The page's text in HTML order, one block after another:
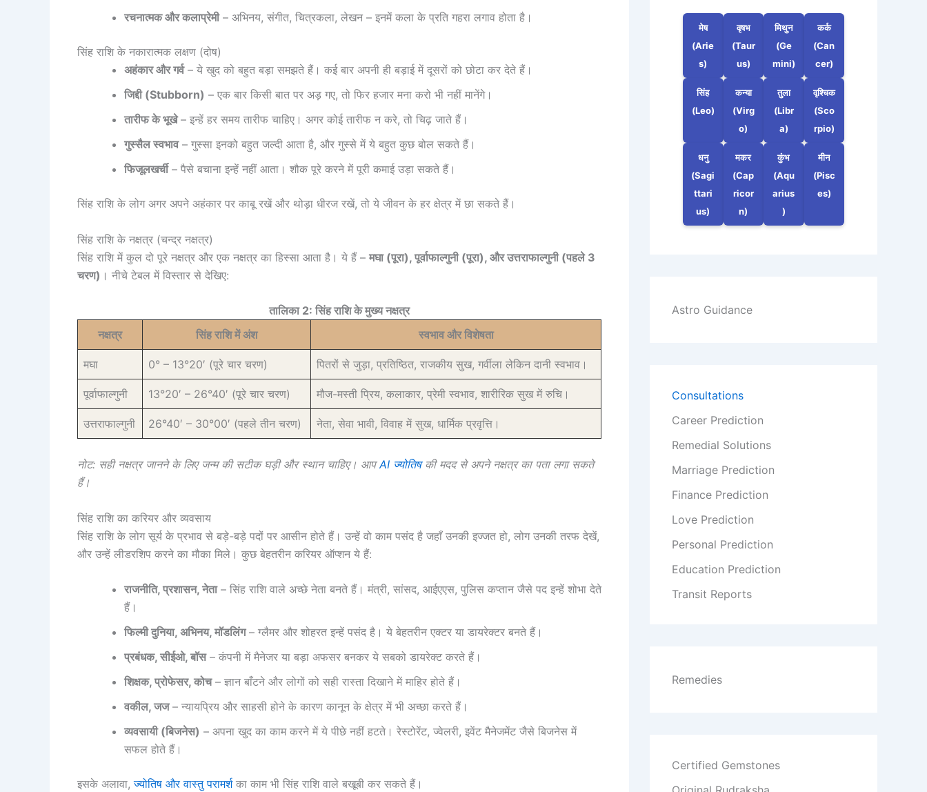
रचनात्मक और कलाप्रेमी– अभिनय, संगीत, चित्रकला, लेखन – इनमें कला के प्रति गहरा लगाव होता है।
सिंह राशि के नकारात्मक लक्षण (दोष)
अहंकार और गर्व– ये खुद को बहुत बड़ा समझते हैं। कई बार अपनी ही बड़ाई में दूसरों को छोटा कर देते हैं।
जिद्दी (Stubborn) – एक बार किसी बात पर अड़ गए, तो फिर हजार मना करो भी नहीं मानेंगे।
तारीफ के भूखे– इन्हें हर समय तारीफ चाहिए। अगर कोई तारीफ न करे, तो चिढ़ जाते हैं।
गुस्सैल स्वभाव– गुस्सा इनको बहुत जल्दी आता है, और गुस्से में ये बहुत कुछ बोल सकते हैं।
फिजूलखर्ची– पैसे बचाना इन्हें नहीं आता। शौक पूरे करने में पूरी कमाई उड़ा सकते हैं।
सिंह राशि के लोग अगर अपने अहंकार पर काबू रखें और थोड़ा धीरज रखें, तो ये जीवन के हर क्षेत्र में छा सकते हैं।
सिंह राशि के नक्षत्र (चन्द्र नक्षत्र)
सिंह राशि में कुल दो पूरे नक्षत्र और एक नक्षत्र का हिस्सा आता है। ये हैं – मघा (पूरा), पूर्वाफाल्गुनी (पूरा), और उत्तराफाल्गुनी (पहले 3
चरण) । नीचे टेबल में विस्तार से देखिए:
तालिका 2: सिंह राशि के मुख्य नक्षत्र
नक्षत्र
सिंह राशि में अंश स्वभाव और विशेषता
मघा 0° – 13°20′ (पूरे चार चरण) पितरों से जुड़ा, प्रतिष्ठित, राजकीय सुख, गर्वीला लेकिन दानी स्वभाव।
पूर्वाफाल्गुनी 13°20′ – 26°40′ (पूरे चार चरण) मौज-मस्ती प्रिय, कलाकार, प्रेमी स्वभाव, शारीरिक सुख में रुचि।
उत्तराफाल्गुनी 26°40′ – 30°00′ (पहले तीन चरण) नेता, सेवा भावी, विवाह में सुख, धार्मिक प्रवृत्ति।
नोट: सही नक्षत्र जानने के लिए जन्म की सटीक घड़ी और स्थान चाहिए। आपAI ज्योतिषकी मदद से अपने नक्षत्र का पता लगा सकते
हैं।
सिंह राशि का करियर और व्यवसाय
सिंह राशि के लोग सूर्य के प्रभाव से बड़े-बड़े पदों पर आसीन होते हैं। उन्हें वो काम पसंद है जहाँ उनकी इज्जत हो, लोग उनकी तरफ देखें,
और उन्हें लीडरशिप करने का मौका मिले। कुछ बेहतरीन करियर ऑप्शन ये हैं:
राजनीति, प्रशासन, नेता– सिंह राशि वाले अच्छे नेता बनते हैं। मंत्री, सांसद, आईएएस, पुलिस कप्तान जैसे पद इन्हें शोभा देते
हैं।
फिल्मी दुनिया, अभिनय, मॉडलिंग– ग्लैमर और शोहरत इन्हें पसंद है। ये बेहतरीन एक्टर या डायरेक्टर बनते हैं।
प्रबंधक, सीईओ, बॉस– कंपनी में मैनेजर या बड़ा अफसर बनकर ये सबको डायरेक्ट करते हैं।
शिक्षक, प्रोफेसर, कोच– ज्ञान बाँटने और लोगों को सही रास्ता दिखाने में माहिर होते हैं।
वकील, जज– न्यायप्रिय और साहसी होने के कारण कानून के क्षेत्र में भी अच्छा करते हैं।
व्यवसायी (बिजनेस) – अपना खुद का काम करने में ये पीछे नहीं हटते। रेस्टोरेंट, ज्वेलरी, इवेंट मैनेजमेंट जैसे बिजनेस में
सफल होते हैं।
इसके अलावा,ज्योतिष और वास्तु परामर्शका काम भी सिंह राशि वाले बखूबी कर सकते हैं।
मेष
(Arie
s)
वृषभ
(Taur
us)
मिथुन
(Ge
mini)
कर्क
(Can
cer)
सिंह
(Leo)
कन्या
(Virg
o)
तुला
(Libr
a)
वृश्चिक
(Sco
rpio)
धनु
(Sagi
ttari
us)
मकर
(Cap
ricor
n)
कुंभ
(Aqu
arius
)
मीन
(Pisc
es)
Astro Guidance
Consultations
Career Prediction
Remedial Solutions
Marriage Prediction
Finance Prediction
Love Prediction
Personal Prediction
Education Prediction
Transit Reports
Remedies
Certified Gemstones